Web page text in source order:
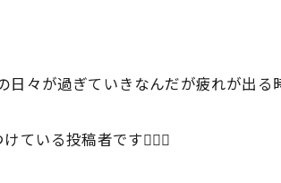
々が過ぎていきなんだが疲れが出る
ている投稿者です👍🏻🤣